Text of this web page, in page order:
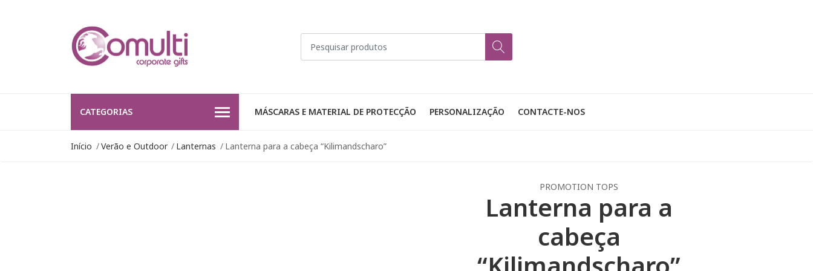
CATEGORIAS MÁSCARAS E MATERIAL DE PROTECÇÃO PERSONALIZAÇÃO CONTACTE-NOS
Início Verão e Outdoor Lanternas Lanterna para a cabeça “Kilimandscharo”
PROMOTION TOPS
Lanterna para a
cabeça